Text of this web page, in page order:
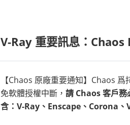
V-Ray 重要訊息：
【Chaos 原廠重要通知】Chaos
免軟體授權中斷， 請 Chaos 客戶務
含：V-Ray、Enscape、Corona